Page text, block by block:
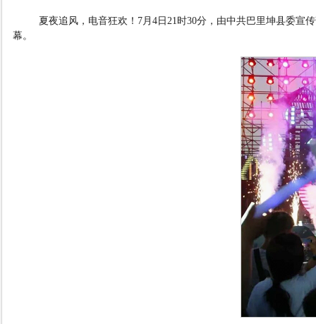
夏夜追风，电音狂欢！ 7 月4 日 21 时30分，由中共巴里坤县委宣
幕。